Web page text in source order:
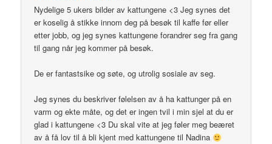
Nydelige 5 ukers bilder av kattungene <3 Jeg synes det
er koselig å stikke innom deg på besøk til kaffe før eller
etter jobb, og jeg synes kattungene forandrer seg fra gang
til gang når jeg kommer på besøk.
De er fantastsike og søte, og utrolig sosiale av seg.
Jeg synes du beskriver følelsen av å ha kattunger på en
varm og ekte måte, og det er ingen tvil i min sjel at du er
glad i kattungene <3 Du skal vite at jeg føler meg beæret
av å få lov til å bli kjent med kattungene til Nadina